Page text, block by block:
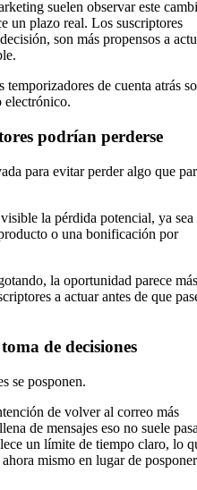
suelen observar este
un plazo real. Los suscriptores
son más propensos a
de cuenta atrás
electrónico.
podrían perderse
para evitar perder algo que
la pérdida potencial, ya sea
o una bonificación por
la oportunidad parece más
a actuar antes de que
de decisiones
se posponen.
de volver al correo más
de mensajes eso no suele
un límite de tiempo claro, lo
mismo en lugar de posponer